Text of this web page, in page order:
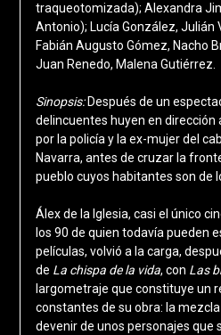
traqueotomizada); Alexandra
Antonio); Lucía González, Julián
Fabián Augusto Gómez, Nacho
Juan Renedo, Malena Gutiérrez.
Sinopsis: Después de un
delincuentes huyen en dirección
por la policía y la ex-mujer del
Navarra, antes de cruzar la
pueblo cuyos habitantes son de
Álex de la Iglesia, casi el único
los 90 de quien todavía pueden
películas, volvió a la carga,
de La chispa de la vida, con Las
largometraje que constituye un
constantes de su obra: la
devenir de unos personajes que